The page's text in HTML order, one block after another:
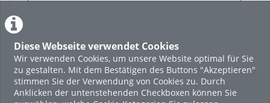
Diese Webseite verwendet Cookies
Wir verwenden Cookies, um unsere Website optimal für Sie
zu gestalten. Mit dem Bestätigen des Buttons "Akzeptieren"
stimmen Sie der Verwendung von Cookies zu. Durch
Anklicken der untenstehenden Checkboxen können Sie
LADE MEHR
Featured
Beliebtheit